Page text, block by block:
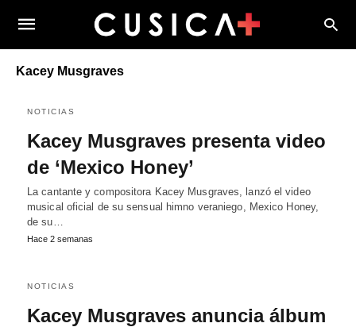
Kacey Musgraves
NOTICIAS
Kacey Musgraves presenta video
de ‘Mexico Honey’
La cantante y compositora Kacey Musgraves, lanzó el video
musical oficial de su sensual himno veraniego, Mexico Honey,
de su…
Hace 2 semanas
NOTICIAS
Kacey Musgraves anuncia álbum